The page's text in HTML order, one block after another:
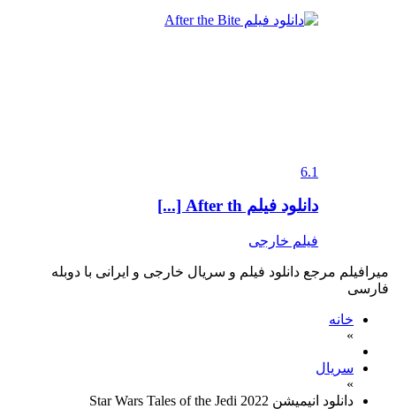
6.1
دانلود فیلم After th [...]
فیلم خارجی
میرافیلم مرجع دانلود فیلم و سریال خارجی و ایرانی با دوبله
فارسی
خانه
»
سریال
»
دانلود انیمیشن Star Wars Tales of the Jedi 2022